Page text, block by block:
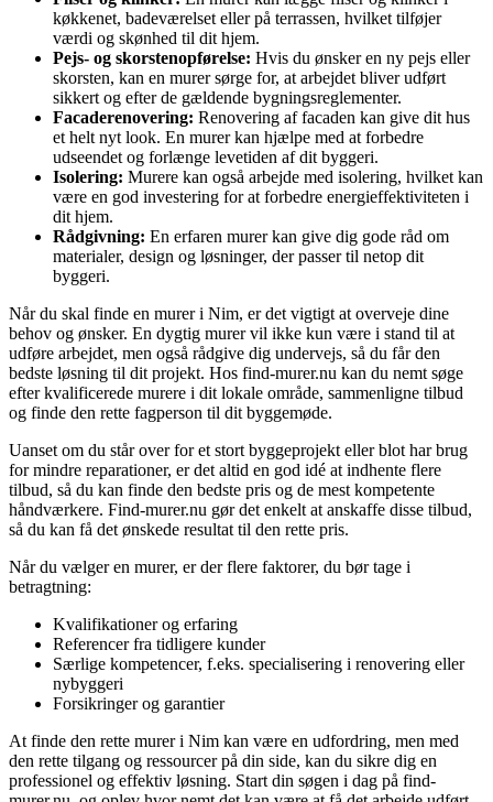
køkkenet, badeværelset eller på terrassen, hvilket tilføjer
værdi og skønhed til dit hjem.
Pejs- og skorstenopførelse: Hvis du ønsker en ny pejs eller
skorsten, kan en murer sørge for, at arbejdet bliver udført
sikkert og efter de gældende bygningsreglementer.
Facaderenovering: Renovering af facaden kan give dit hus
et helt nyt look. En murer kan hjælpe med at forbedre
udseendet og forlænge levetiden af dit byggeri.
Isolering: Murere kan også arbejde med isolering, hvilket kan
være en god investering for at forbedre energieffektiviteten i
dit hjem.
Rådgivning: En erfaren murer kan give dig gode råd om
materialer, design og løsninger, der passer til netop dit
byggeri.
Når du skal finde en murer i Nim, er det vigtigt at overveje dine
behov og ønsker. En dygtig murer vil ikke kun være i stand til at
udføre arbejdet, men også rådgive dig undervejs, så du får den
bedste løsning til dit projekt. Hos find-murer.nu kan du nemt søge
efter kvalificerede murere i dit lokale område, sammenligne tilbud
og finde den rette fagperson til dit byggemøde.
Uanset om du står over for et stort byggeprojekt eller blot har brug
for mindre reparationer, er det altid en god idé at indhente flere
tilbud, så du kan finde den bedste pris og de mest kompetente
håndværkere. Find-murer.nu gør det enkelt at anskaffe disse tilbud,
så du kan få det ønskede resultat til den rette pris.
Når du vælger en murer, er der flere faktorer, du bør tage i
betragtning:
Kvalifikationer og erfaring
Referencer fra tidligere kunder
Særlige kompetencer, f.eks. specialisering i renovering eller
nybyggeri
Forsikringer og garantier
At finde den rette murer i Nim kan være en udfordring, men med
den rette tilgang og ressourcer på din side, kan du sikre dig en
professionel og effektiv løsning. Start din søgen i dag på find-